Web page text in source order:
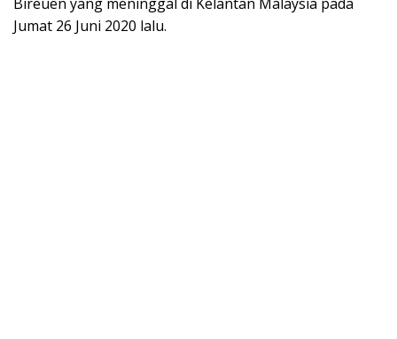
Jumat 26 Juni 2020 lalu.